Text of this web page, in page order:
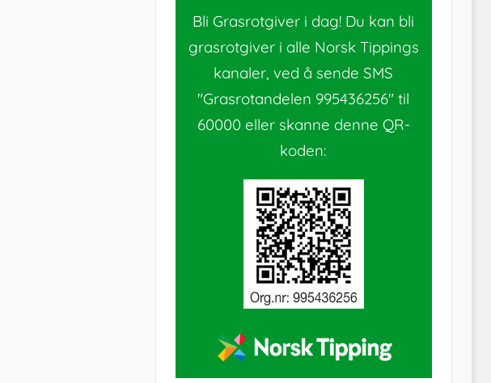
Bli Grasrotgiver i dag! Du kan bli
grasrotgiver i alle Norsk Tippings
kanaler, ved å sende SMS
"Grasrotandelen 995436256" til
60000 eller skanne denne QR-
koden: